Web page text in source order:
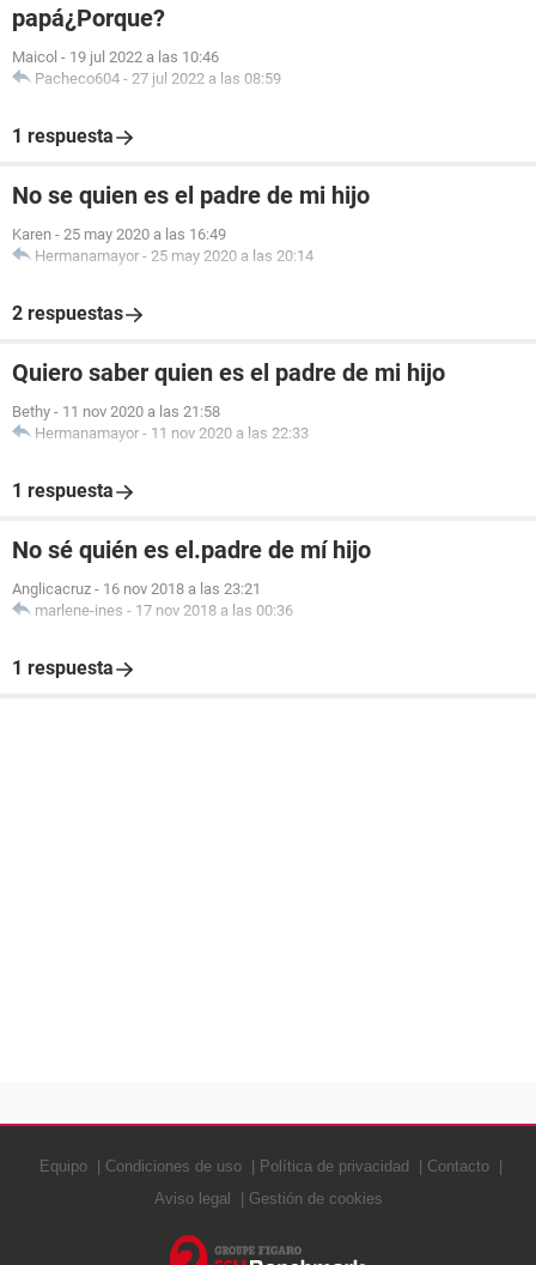
papá¿Porque?
Maicol - 19 jul 2022 a las 10:46
Pacheco604 - 27 jul 2022 a las 08:59
1 respuesta
No se quien es el padre de mi hijo
Karen - 25 may 2020 a las 16:49
Hermanamayor - 25 may 2020 a las 20:14
2 respuestas
Quiero saber quien es el padre de mi hijo
Bethy - 11 nov 2020 a las 21:58
Hermanamayor - 11 nov 2020 a las 22:33
1 respuesta
No sé quién es el.padre de mí hijo
Anglicacruz - 16 nov 2018 a las 23:21
marlene-ines - 17 nov 2018 a las 00:36
1 respuesta
Equipo Condiciones de uso Política de privacidad
Contacto
Aviso legal
Gestión de cookies